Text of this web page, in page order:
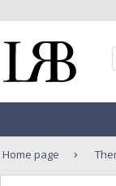
Home page